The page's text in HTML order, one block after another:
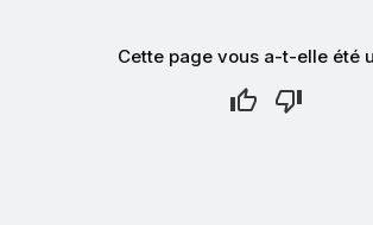
Cette page vous a-t-elle été